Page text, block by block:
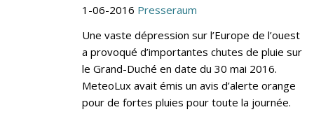
1-06-2016 Presseraum
Une vaste dépression sur l’Europe de l’ouest
a provoqué d’importantes chutes de pluie sur
le Grand-Duché en date du 30 mai 2016.
MeteoLux avait émis un avis d’alerte orange
pour de fortes pluies pour toute la journée.